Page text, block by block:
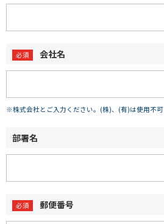
会社名
※株式会社とご入力ください。(株)、(有)は使用不可
部署名
郵便番号